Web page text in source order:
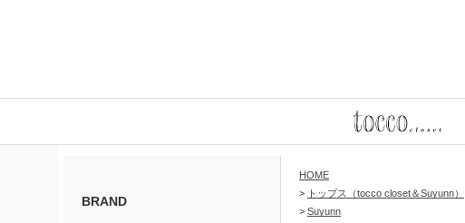
BRAND
HOME
> トップス（tocco closet＆Suyunn）
> Suyunn